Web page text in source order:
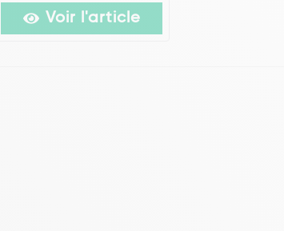
Voir l'article